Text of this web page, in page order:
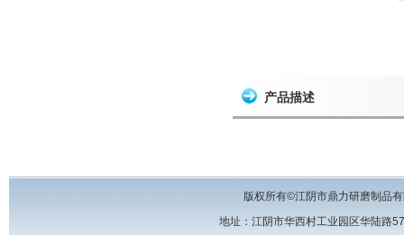
产品描述
版权所有©江阴市鼎力研磨制品
地址：江阴市华西村工业园区华陆路